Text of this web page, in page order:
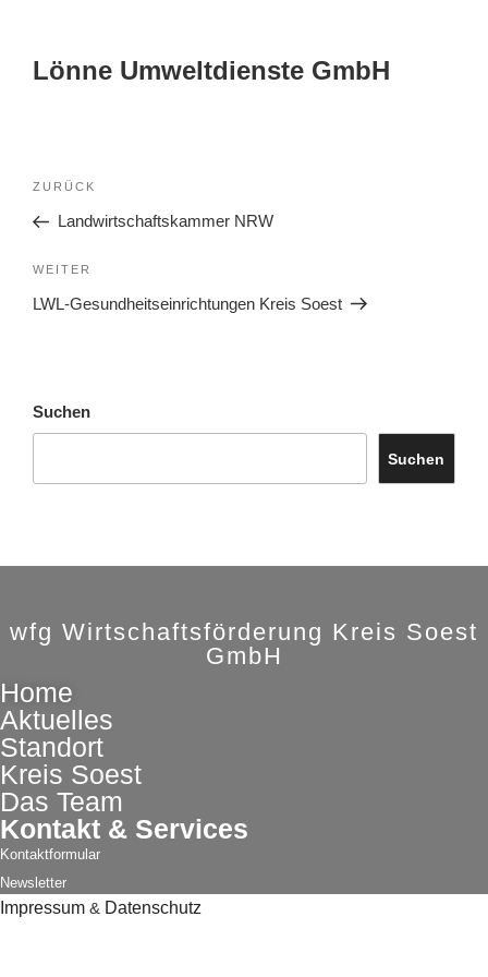
Lönne Umweltdienste GmbH
ZURÜCK
Landwirtschaftskammer NRW
WEITER
LWL-Gesundheitseinrichtungen Kreis Soest
Suchen
Suchen
wfg Wirtschaftsförderung Kreis Soest
GmbH
Home
Aktuelles
Standort
Kreis Soest
Das Team
Kontakt & Services
Kontaktformular
Newsletter
Impressum & Datenschutz